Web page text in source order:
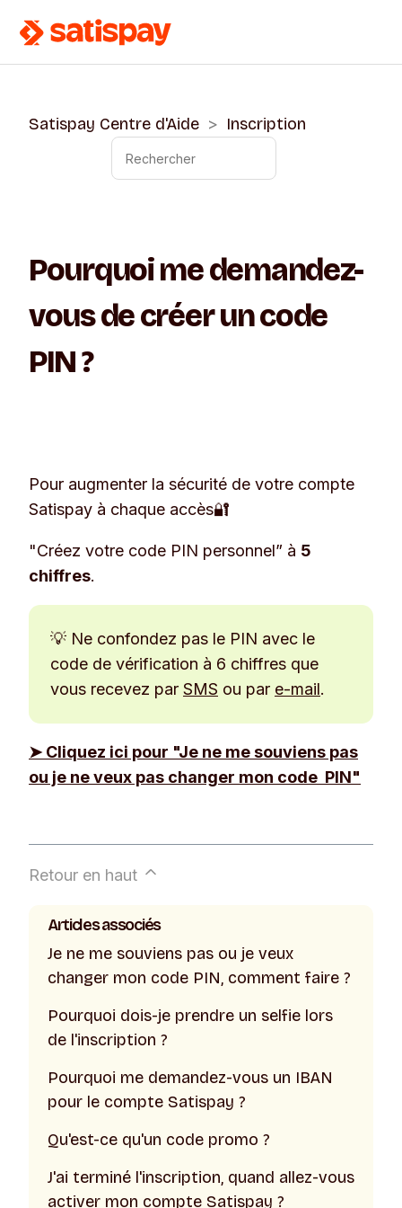
Satispay Centre d'Aide Inscription
Pourquoi me demandez-
vous de créer un code
PIN ?
Pour augmenter la sécurité de votre compte
Satispay à chaque accès🔐
"Créez votre code PIN personnel” à 5
chiffres.
💡 Ne confondez pas le PIN avec le
code de vérification à 6 chiffres que
vous recevez par SMS ou par e-mail.
➤ Cliquez ici pour "Je ne me souviens pas
ou je ne veux pas changer mon code PIN"
Retour en haut
Articles associés
Je ne me souviens pas ou je veux
changer mon code PIN, comment faire ?
Pourquoi dois-je prendre un selfie lors
de l'inscription ?
Pourquoi me demandez-vous un IBAN
pour le compte Satispay ?
Qu'est-ce qu'un code promo ?
J'ai terminé l'inscription, quand allez-vous
activer mon compte Satispay ?